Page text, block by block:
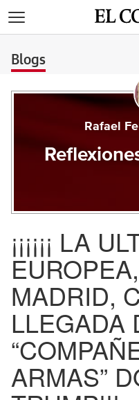
Blogs
Rafael
¡¡¡¡¡¡ LA
MADRID,
LLEGADA
ARMAS”